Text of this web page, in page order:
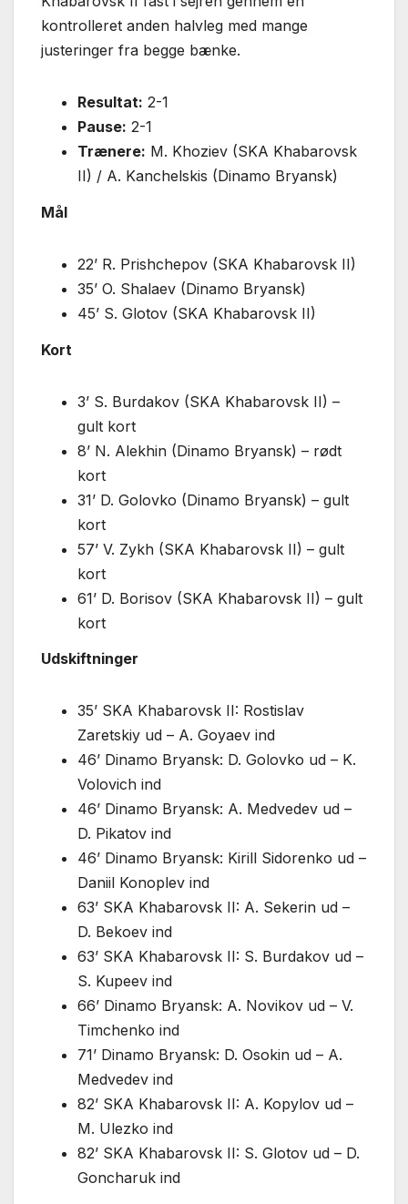
kontrolleret anden halvleg med mange
justeringer fra begge bænke.
Resultat: 2-1
Pause: 2-1
Trænere: M. Khoziev (SKA Khabarovsk
II) / A. Kanchelskis (Dinamo Bryansk)
Mål
22’ R. Prishchepov (SKA Khabarovsk II)
35’ O. Shalaev (Dinamo Bryansk)
45’ S. Glotov (SKA Khabarovsk II)
Kort
3’ S. Burdakov (SKA Khabarovsk II) –
gult kort
8’ N. Alekhin (Dinamo Bryansk) – rødt
kort
31’ D. Golovko (Dinamo Bryansk) – gult
kort
57’ V. Zykh (SKA Khabarovsk II) – gult
kort
61’ D. Borisov (SKA Khabarovsk II) – gult
kort
Udskiftninger
35’ SKA Khabarovsk II: Rostislav
Zaretskiy ud – A. Goyaev ind
46’ Dinamo Bryansk: D. Golovko ud – K.
Volovich ind
46’ Dinamo Bryansk: A. Medvedev ud –
D. Pikatov ind
46’ Dinamo Bryansk: Kirill Sidorenko ud –
Daniil Konoplev ind
63’ SKA Khabarovsk II: A. Sekerin ud –
D. Bekoev ind
63’ SKA Khabarovsk II: S. Burdakov ud –
S. Kupeev ind
66’ Dinamo Bryansk: A. Novikov ud – V.
Timchenko ind
71’ Dinamo Bryansk: D. Osokin ud – A.
Medvedev ind
82’ SKA Khabarovsk II: A. Kopylov ud –
M. Ulezko ind
82’ SKA Khabarovsk II: S. Glotov ud – D.
Goncharuk ind